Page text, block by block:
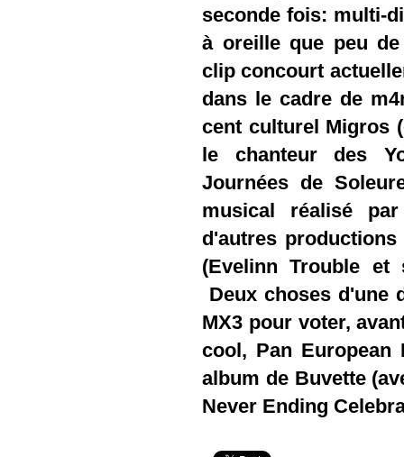
seconde fois: multi-
à oreille que peu
clip concourt
dans le cadre de
cent culturel Migros
le chanteur des
Journées de
musical réalisé
d'autres
(Evelinn Trouble et
Deux choses d'une
MX3 pour voter,
cool, Pan European
album de Buvette
Never Ending